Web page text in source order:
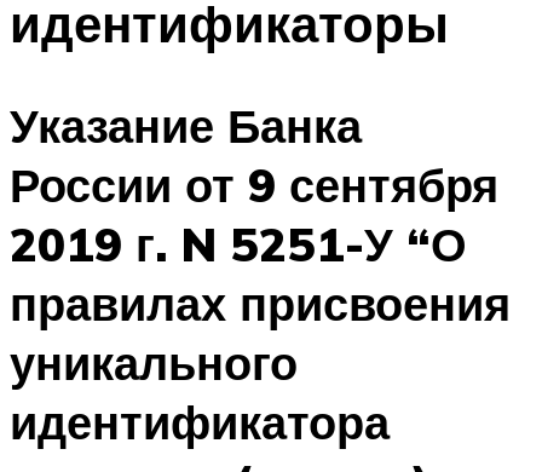
идентификаторы
Указание Банка
России от 9 сентября
2019 г. N 5251-У “О
правилах присвоения
уникального
идентификатора